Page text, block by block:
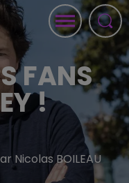
FANS
!
Nicolas BOILEAU